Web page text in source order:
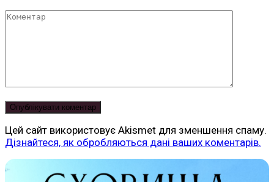
Коментар
Цей сайт використовує Akismet для зменшення спаму.
Дізнайтеся, як обробляються дані ваших коментарів.